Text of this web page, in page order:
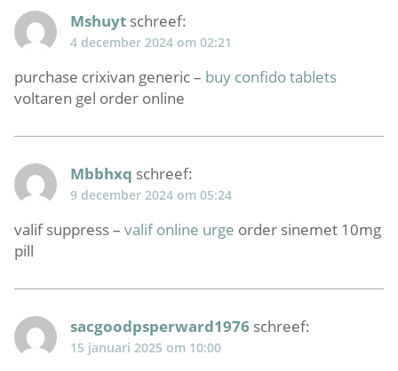
Mshuyt schreef:
4 december 2024 om 02:21
purchase crixivan generic – buy confido tablets
voltaren gel order online
Mbbhxq schreef:
9 december 2024 om 05:24
valif suppress – valif online urge order sinemet 10mg
pill
sacgoodpsperward1976 schreef:
15 januari 2025 om 10:00